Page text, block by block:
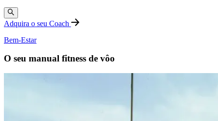
Adquira o seu Coach
Bem-Estar
O seu manual fitness de vôo